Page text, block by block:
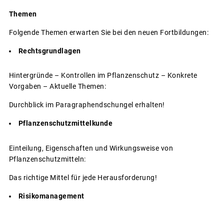
Themen
Folgende Themen erwarten Sie bei den neuen Fortbildungen:
Rechtsgrundlagen
Hintergründe – Kontrollen im Pflanzenschutz – Konkrete
Vorgaben – Aktuelle Themen:
Durchblick im Paragraphendschungel erhalten!
Pflanzenschutzmittelkunde
Einteilung, Eigenschaften und Wirkungsweise von
Pflanzenschutzmitteln:
Das richtige Mittel für jede Herausforderung!
Risikomanagement